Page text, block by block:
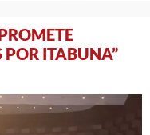
ITABUNA”